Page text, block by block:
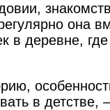
она
деревне, где
в детстве,